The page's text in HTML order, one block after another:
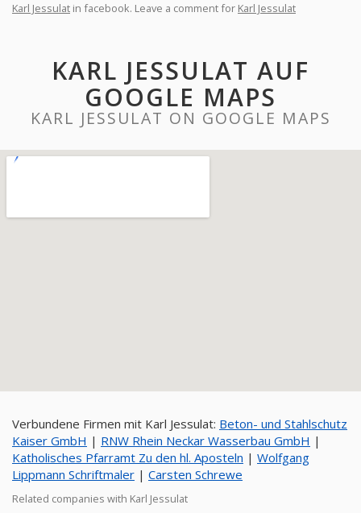
Karl Jessulat in facebook. Leave a comment for Karl Jessulat
KARL JESSULAT AUF
GOOGLE MAPS
KARL JESSULAT ON GOOGLE MAPS
Verbundene Firmen mit Karl Jessulat: Beton- und Stahlschutz
Kaiser GmbH | RNW Rhein Neckar Wasserbau GmbH |
Katholisches Pfarramt Zu den hl. Aposteln | Wolfgang
Lippmann Schriftmaler | Carsten Schrewe
Related companies with Karl Jessulat